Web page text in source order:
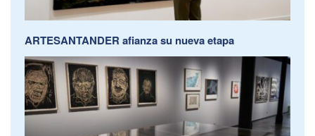
ARTESANTANDER afianza su nueva etapa